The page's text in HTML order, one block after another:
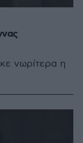
νωρίτερα η